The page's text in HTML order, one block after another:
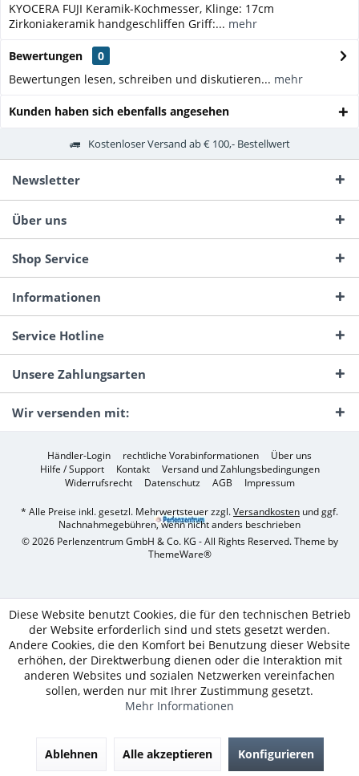
KYOCERA FUJI Keramik-Kochmesser, Klinge: 17cm
Zirkoniakeramik handgeschliffen Griff:... mehr
Bewertungen
0
Bewertungen lesen, schreiben und diskutieren... mehr
Kunden haben sich ebenfalls angesehen
Kostenloser Versand ab € 100,- Bestellwert
Newsletter
Über uns
Shop Service
Informationen
Service Hotline
Unsere Zahlungsarten
Wir versenden mit:
Händler-Login rechtliche Vorabinformationen
Über uns
Hilfe / Support
Kontakt
Versand und Zahlungsbedingungen
Widerrufsrecht
Datenschutz AGB Impressum
* Alle Preise inkl. gesetzl. Mehrwertsteuer zzgl.Versandkosten und ggf.
Nachnahmegebühren, wenn nicht anders beschrieben
© 2026 Perlenzentrum GmbH & Co. KG - All Rights Reserved. Theme by
ThemeWare®
Diese Website benutzt Cookies, die für den technischen Betrieb
der Website erforderlich sind und stets gesetzt werden.
Andere Cookies, die den Komfort bei Benutzung dieser Website
erhöhen, der Direktwerbung dienen oder die Interaktion mit
anderen Websites und sozialen Netzwerken vereinfachen
sollen, werden nur mit Ihrer Zustimmung gesetzt.
Mehr Informationen
Ablehnen Alle akzeptieren Konfigurieren